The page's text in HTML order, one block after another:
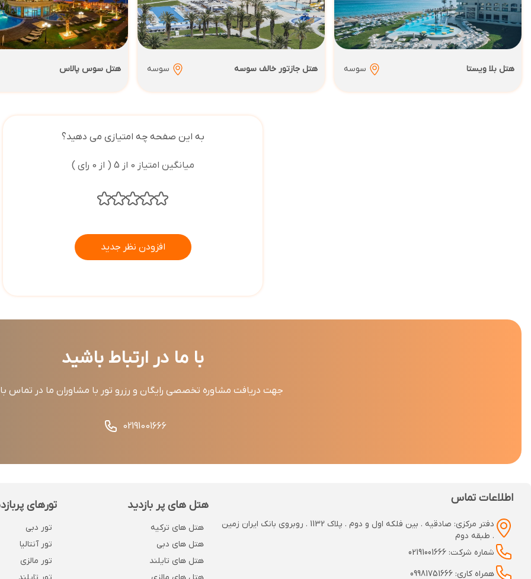
هتل بلا ویستا سوسه هتل جازتور خالف سوسه سوسه هتل سوس پالاس
به این صفحه چه امتیازی می دهید؟
میانگین امتیاز 0 از 5 ( از 0 رای )
افزودن نظر جدید
با ما در ارتباط باشید
جهت دریافت مشاوره تخصصی رایگان و رزرو تور با مشاوران ما در تماس
02191001666
اطلاعات تماس
دفتر مرکزی: صادقیه . بین فلکه اول و دوم . پلاک 1132 . روبروی بانک ایران زمین
. طبقه دوم
شماره شرکت: 02191001666
همراه کاری: 09981751666
هتل های پر بازدید
هتل های ترکیه
هتل های دبی
هتل های تایلند
تورهای
تور دبی
تور آنتالیا
تور مالزی